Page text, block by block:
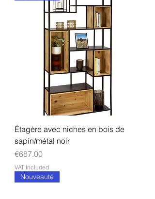
Étagère avec niches en bois de
sapin/métal noir
Price
€687.00
VAT Included
Nouveauté